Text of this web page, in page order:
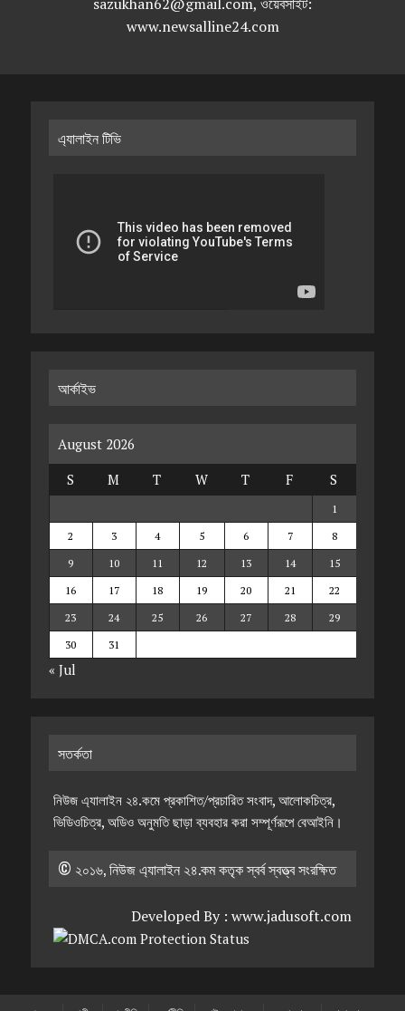
www.newsalline24.com
এ্যালাইন টিভি
আর্কাইভ
August 2026
S
M T W T F S
1
2
3 4 5 6 7
8
9
10 11 12 13 14
15
16
17 18 19 20 21
22
23
24 25 26 27 28
29
30
31
« Jul
সতর্কতা
নিউজ এ্যালাইন ২৪.কমে প্রকাশিত/প্রচারিত সংবাদ, আলোকচিত্র,
ভিডিওচিত্র, অডিও অনুমতি ছাড়া ব্যবহার করা সম্পূর্ণরূপে বেআইনি।
© ২০১৬, নিউজ এ্যালাইন ২৪.কম কতৃক স্বর্ব স্বত্ত্ব সংরক্ষিত
Developed By :www.jadusoft.com